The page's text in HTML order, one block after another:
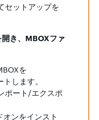
セットアップを
き、MBOXファ
を
します。
ポート/エクスポ
オンをインスト